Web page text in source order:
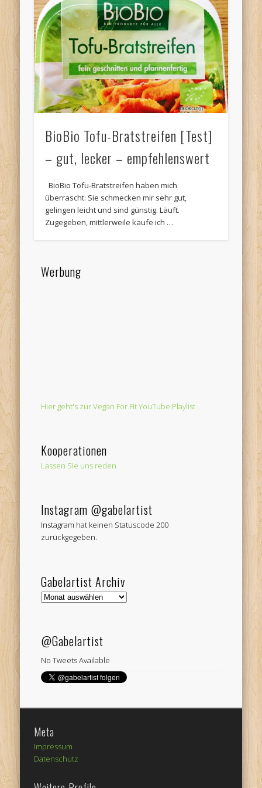
BioBio Tofu-Bratstreifen [Test]
– gut, lecker – empfehlenswert
BioBio Tofu-Bratstreifen haben mich
überrascht: Sie schmecken mir sehr gut,
gelingen leicht und sind günstig. Läuft.
Zugegeben, mittlerweile kaufe ich …
Werbung
Hier geht's zur Vegan For Fit YouTube Playlist
Kooperationen
Lassen Sie uns reden
Instagram @gabelartist
Instagram hat keinen Statuscode 200
zurückgegeben.
Gabelartist Archiv
Gabelartist
@Gabelartist
No Tweets Available
Meta
Impressum
Datenschutz